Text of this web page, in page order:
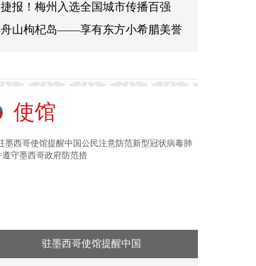
捷报！梅州入选全国城市传播百强
舟山枸杞岛——享有东方小希腊美誉
使馆
驻墨西哥使馆提醒中国